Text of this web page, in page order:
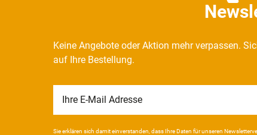
Keine Angebote oder Aktion mehr verpassen.
auf Ihre Bestellung.
Honig
Sie erklären sich damit ein­ver­standen, dass Ihre Da­ten für unseren